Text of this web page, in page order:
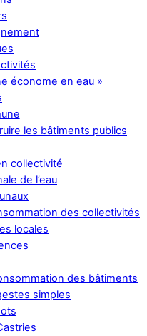
économe en eau »
les bâtiments publics
collectivité
de l’eau
des collectivités
locales
des bâtiments
simples